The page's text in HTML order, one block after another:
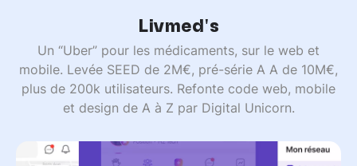
Livmed's
Un “Uber” pour les médicaments, sur le web et
mobile. Levée SEED de 2M€, pré-série A A de 10M€,
plus de 200k utilisateurs. Refonte code web, mobile
et design de A à Z par Digital Unicorn.